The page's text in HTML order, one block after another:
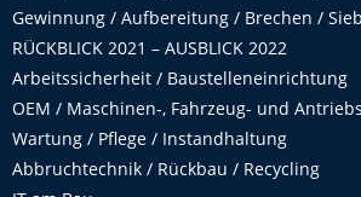
Gewinnung / Aufbereitung / Brechen /
RÜCKBLICK 2021 – AUSBLICK 2022
Arbeitssicherheit / Baustelleneinrichtung
OEM / Maschinen-, Fahrzeug- und
Wartung / Pflege / Instandhaltung
Abbruchtechnik / Rückbau / Recycling